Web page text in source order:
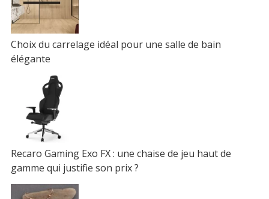
Choix du carrelage idéal pour une salle de bain
élégante
Recaro Gaming Exo FX : une chaise de jeu haut de
gamme qui justifie son prix ?